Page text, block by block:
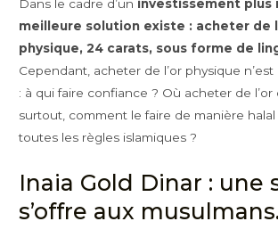
Dans le cadre d’un investissement plus
meilleure solution existe : acheter de
physique, 24 carats, sous forme de
Cependant, acheter de l’or physique
: à qui faire confiance ? Où acheter de
surtout, comment le faire de manière
toutes les règles islamiques ?
Inaia Gold Dinar : une
s’offre aux musulmans.